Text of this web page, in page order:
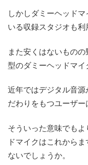
しかしダミーヘッド
いる収録スタジオも利
また安くはないもの
型のダミーヘッドマイ
近年ではデジタル音源
だわりをもつユーザ
そういった意味でも
ドマイクはこれから
ないでしょうか。